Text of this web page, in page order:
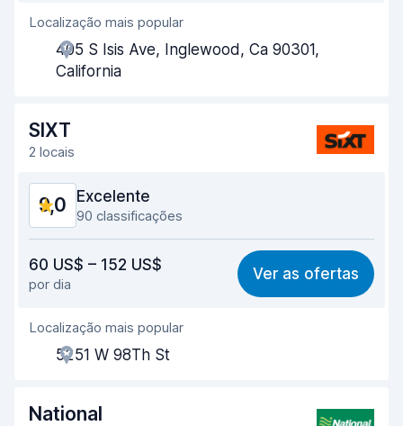
Eficiência dos agentes
Rapidez do levantamento
Limpeza do carro 9,1
Estado do carro
Localização mais popular
405 S Isis Ave, Inglewood, Ca 90301,
California
SIXT
2 locais
9,0 Excelente
90 classificações
8,6
Facilidade em encontrar 8,9
Eficiência dos agentes
Rapidez do levantamento
Rapidez da devolução 9,6
60 US$ – 152 US$
por dia
Ver as ofertas
Localização mais popular
5251 W 98Th St
National